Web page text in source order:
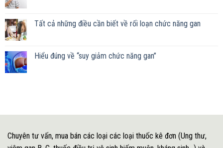
Tất cả những điều cần biết về rối loạn chức năng gan
Hiểu đúng về “suy giảm chức năng gan”
Chuyên tư vấn, mua bán các loại các loại thuốc kê đơn (Ung thư,